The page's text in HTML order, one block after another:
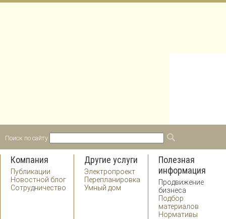
Форма поиска
Поиск по сайту
Компания
Публикации
Новостной блог
Сотрудничество
Другие услуги
Электропроект
Перепланировка
Умный дом
Полезная
информация
Продвижение
бизнеса
Подбор
материалов
Нормативы